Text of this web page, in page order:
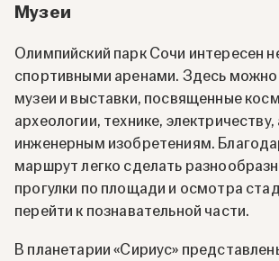
Музеи
Олимпийский парк Сочи интересен
спортивными аренами. Здесь можно
музеи и выставки, посвященные
археологии, технике,
инженерным изобретениям.
маршрут легко сделать
прогулки по площади и осмотра
перейти к познавательной части.
В планетарии «Сириус»